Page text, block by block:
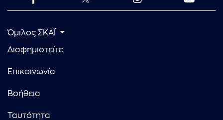
Όμιλος ΣΚΑΪ
Διαφημιστείτε
Επικοινωνία
Βοήθεια
Ταυτότητα